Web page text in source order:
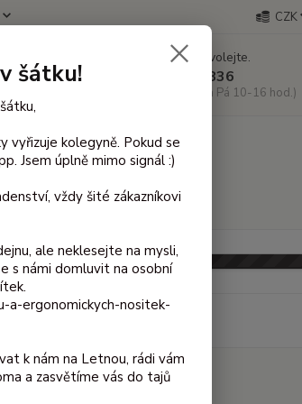
CZK
Nevíte si rady? Zavolejte.
+420 603 818 836
(Po-Čt 10-18 hod. a Pá 10-16 hod.)
110/116
ZDARMA
šátku!
vyřizuje kolegyně. Pokud se
Jsem úplně mimo signál :)
vždy šité zákazníkovi
ale neklesejte na mysli,
s námi domluvit na osobní
a-ergonomickych-nositek-
k nám na Letnou, rádi vám
a zasvětíme vás do tajů